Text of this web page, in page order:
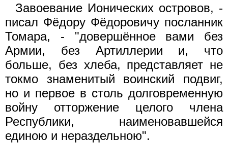
Завоевание Ионических островов, -
писал Фёдору Фёдоровичу посланник
Томара, - "довершённое вами без
Армии, без Артиллерии и, что
больше, без хлеба, представляет не
токмо знаменитый воинский подвиг,
но и первое в столь долговременную
войну отторжение целого члена
Республики, наименовавшейся
единою и нераздельною".